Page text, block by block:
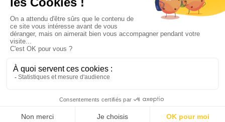
MENTIONS LÉGALES-POLITIQUE DE CONFIDENTIALITÉ